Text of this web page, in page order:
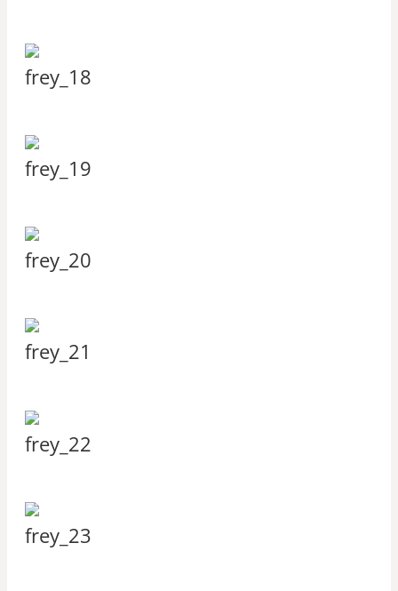
frey_18
frey_19
frey_20
frey_21
frey_22
frey_23